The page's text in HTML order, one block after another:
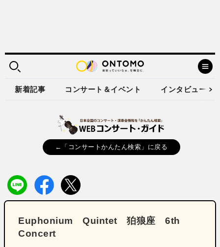
新着記事 コンサート＆イベント インタビュー
←「コンサートかんたん検索」に戻る
Euphonium Quintet 狛狼座 6th
Concert